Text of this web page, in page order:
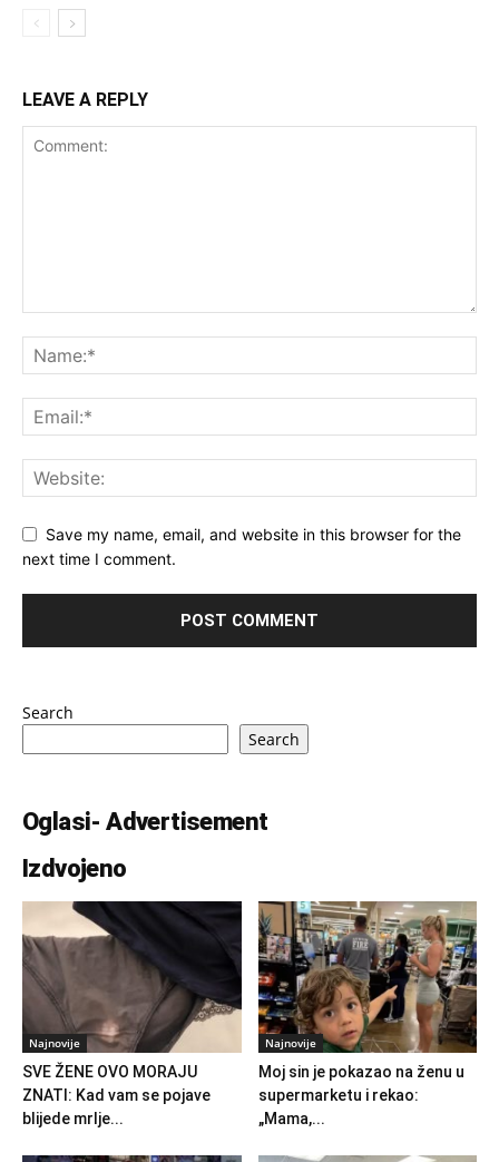
LEAVE A REPLY
Save my name, email, and website in this browser for the
next time I comment.
Search
Search
Oglasi- Advertisement
Izdvojeno
Najnovije
SVE ŽENE OVO MORAJU
ZNATI: Kad vam se pojave
blijede mrlje...
Najnovije
Moj sin je pokazao na ženu u
supermarketu i rekao:
„Mama,...